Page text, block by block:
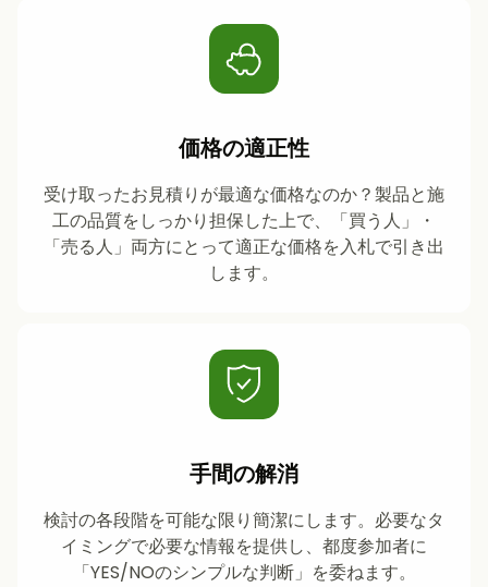
価格の適正性
受け取ったお見積りが最適な価格なのか？製品と施
工の品質をしっかり担保した上で、「買う人」・
「売る人」両方にとって適正な価格を入札で引き出
します。
手間の解消
検討の各段階を可能な限り簡潔にします。必要なタ
イミングで必要な情報を提供し、都度参加者に
「YES/NOのシンプルな判断」を委ねます。